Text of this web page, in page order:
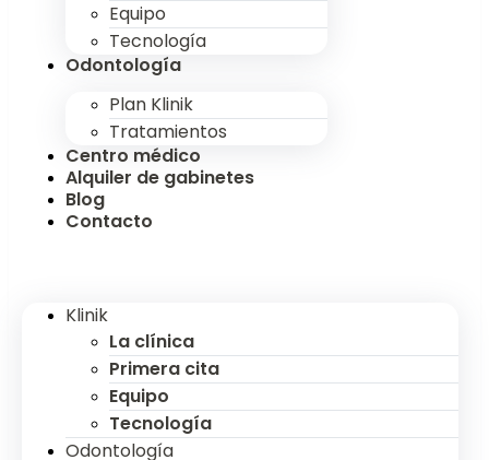
Equipo
Tecnología
Odontología
Plan Klinik
Tratamientos
Centro médico
Alquiler de gabinetes
Blog
Contacto
Klinik
La clínica
Primera cita
Equipo
Tecnología
Odontología